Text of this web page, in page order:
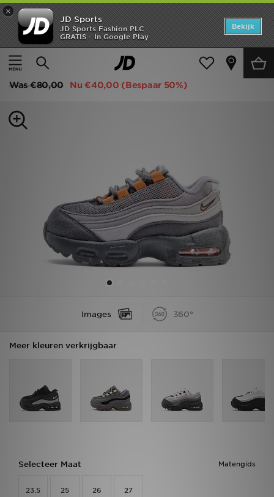
×
JD Sports
JD Sports Fashion PLC
GRATIS - In Google Play
Bekijk
Thuis
Kids Babyschoenen (Maten 16-27) Alle Sneakers
Nike Air Max 95 Recraft Infant
Was€80,00 Nu €40,00 (Bespaar 50%)
Images 360°
Meer kleuren verkrijgbaar
Matengids
Selecteer Maat
23.5 25 26 27
Home
Offers
Dames
Klantenservice
Download de app